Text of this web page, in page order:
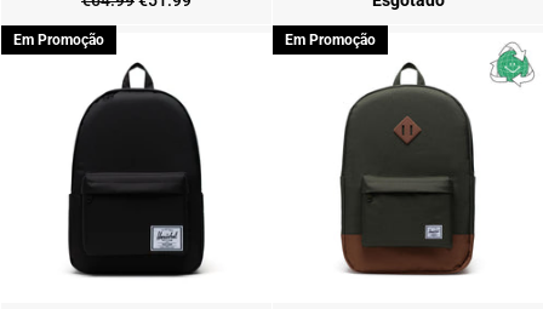
normal
Em Promoção Em Promoção